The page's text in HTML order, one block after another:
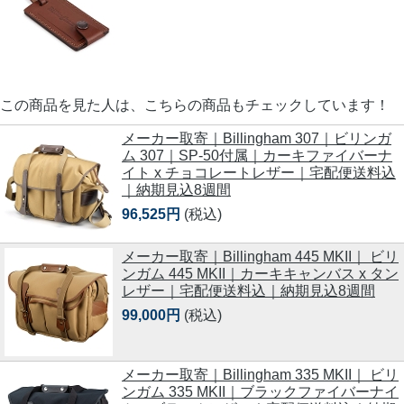
この商品を見た人は、こちらの商品もチェックしています！
メーカー取寄｜Billingham 307｜ビリンガ
ム 307｜SP-50付属｜カーキファイバーナ
イト x チョコレートレザー｜宅配便送料込
｜納期見込8週間
96,525円 (税込)
メーカー取寄｜Billingham 445 MKII｜ ビリ
ンガム 445 MKII｜カーキキャンバス x タン
レザー｜宅配便送料込｜納期見込8週間
99,000円 (税込)
メーカー取寄｜Billingham 335 MKII｜ ビリ
ンガム 335 MKII｜ブラックファイバーナイ